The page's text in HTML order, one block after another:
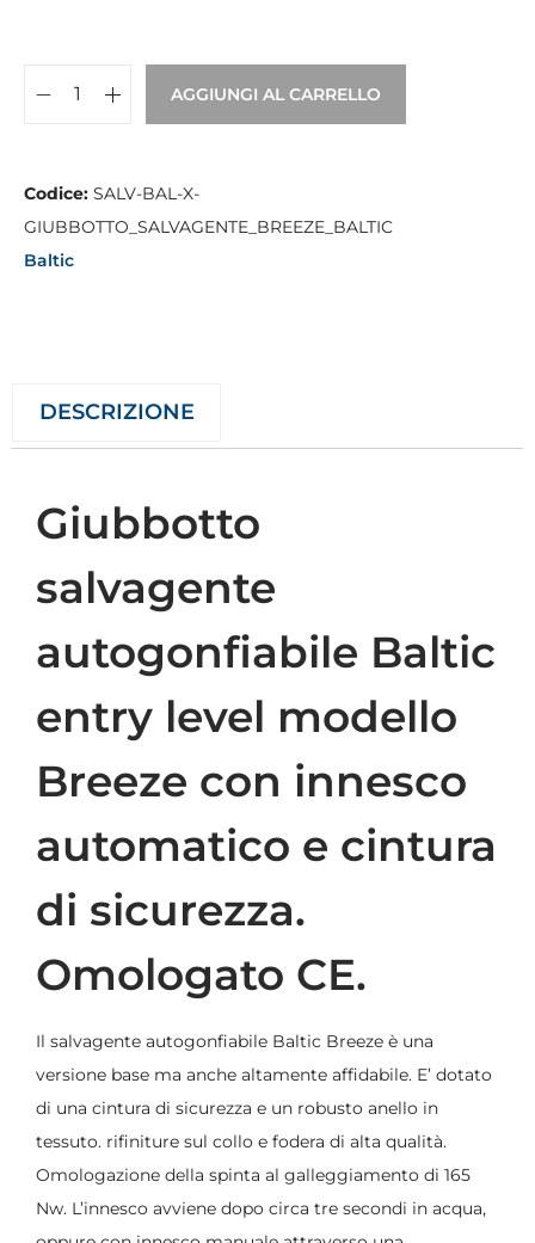
AGGIUNGI AL CARRELLO
Codice: SALV-BAL-X-
GIUBBOTTO_SALVAGENTE_BREEZE_BALTIC
Baltic
DESCRIZIONE
Giubbotto
salvagente
autogonfiabile Baltic
entry level modello
Breeze con innesco
automatico e cintura
di sicurezza.
Omologato CE.
Il salvagente autogonfiabile Baltic Breeze è una
versione base ma anche altamente affidabile. E’ dotato
di una cintura di sicurezza e un robusto anello in
tessuto. rifiniture sul collo e fodera di alta qualità.
Omologazione della spinta al galleggiamento di 165
Nw. L’innesco avviene dopo circa tre secondi in acqua,